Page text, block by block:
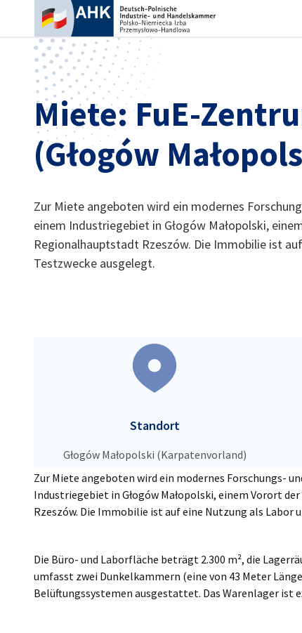
German
Miete: FuE-
(Głogów
Zur Miete angeboten wird ein modernes
einem Industriegebiet in Głogów Małopolski,
Regionalhauptstadt Rzeszów. Die Immobilie ist
Testzwecke ausgelegt.
Standort
Głogów Małopolski (Karpatenvorland)
Zur Miete angeboten wird ein modernes Forschungs-
Industriegebiet in Głogów Małopolski, einem Vorort
Rzeszów. Die Immobilie ist auf eine Nutzung als Labor
Die Büro- und Laborfläche beträgt 2.300 m², die
umfasst zwei Dunkelkammern (eine von 43 Meter
Belüftungssystemen ausgestattet. Das Warenlager ist